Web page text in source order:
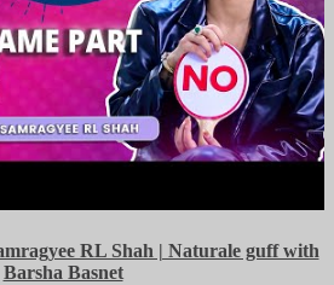
RL Shah | Naturale guff with
Barsha Basnet